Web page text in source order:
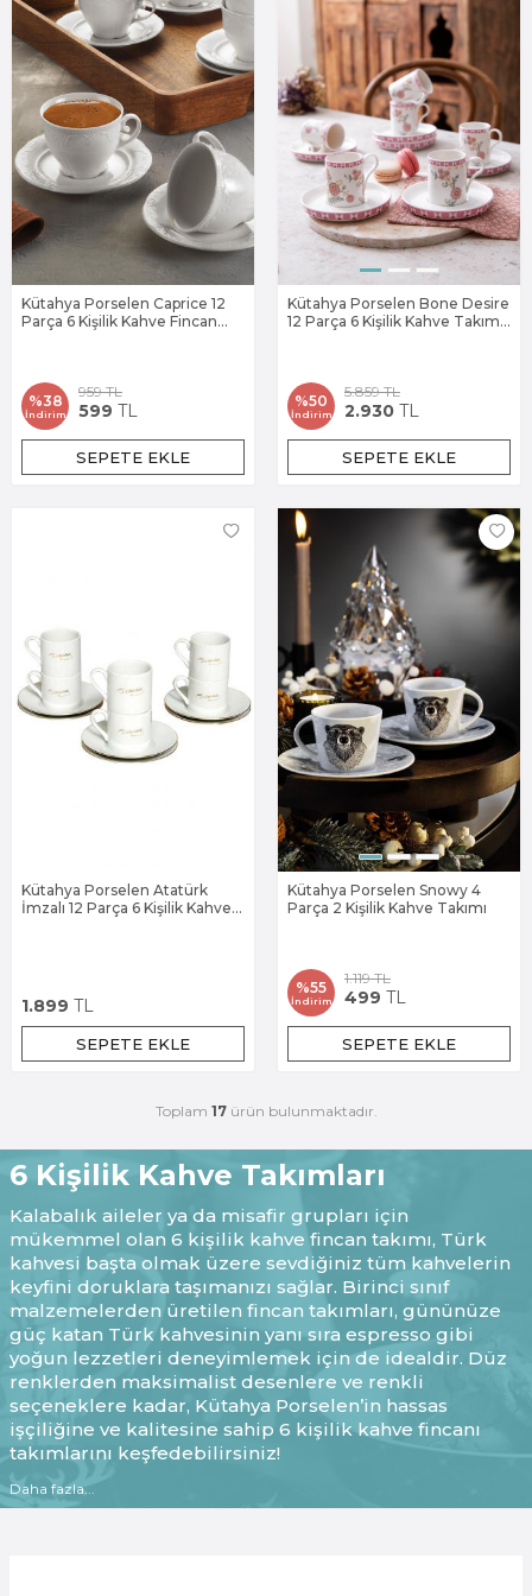
Kütahya Porselen Caprice 12
Parça 6 Kişilik Kahve Fincan
%38
İndirim
959TL
599 TL
SEPETE EKLE
Kütahya Porselen Bone Desire
12 Parça 6 Kişilik Kahve Takımı
%50
İndirim
5.859TL
2.930 TL
SEPETE EKLE
Kütahya Porselen Atatürk
İmzalı 12 Parça 6 Kişilik Kahve
1.899 TL
SEPETE EKLE
Kütahya Porselen Snowy 4
Parça 2 Kişilik Kahve Takımı
%55
İndirim
1.119TL
499 TL
SEPETE EKLE
Toplam 17ürün bulunmaktadır.
6 Kişilik Kahve Takımları
Kalabalık aileler ya da misafir grupları için
mükemmel olan 6 kişilik kahve fincan takımı, Türk
kahvesi başta olmak üzere sevdiğiniz tüm kahvelerin
keyfini doruklara taşımanızı sağlar. Birinci sınıf
malzemelerden üretilen fincan takımları, gününüze
güç katan Türk kahvesinin yanı sıra espresso gibi
yoğun lezzetleri deneyimlemek için de idealdir. Düz
renklerden maksimalist desenlere ve renkli
seçeneklere kadar, Kütahya Porselen’in hassas
işçiliğine ve kalitesine sahip 6 kişilik kahve fincanı
takımlarını keşfedebilirsiniz!
6 Kişilik Kahve Takımı Çeşitleri Nelerdir?
Daha fazla...